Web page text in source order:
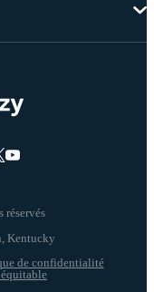
de confidentialité